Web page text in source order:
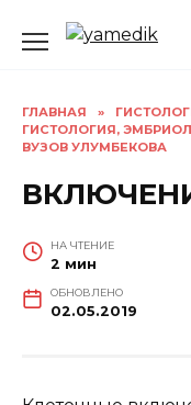
ГЛАВНАЯ »
ГИСТОЛОГИЯ,
ВУЗОВ УЛУМБЕКОВА
НА ЧТЕНИЕ
2 мин
ОБНОВЛЕНО
02.05.2019